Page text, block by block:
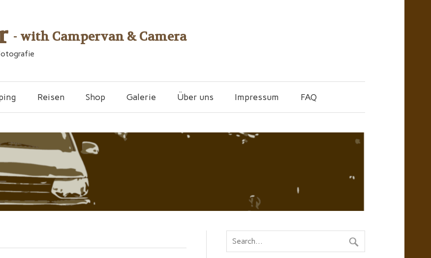
- with Campervan & Camera
Reisen Shop Galerie Über uns Impressum FAQ